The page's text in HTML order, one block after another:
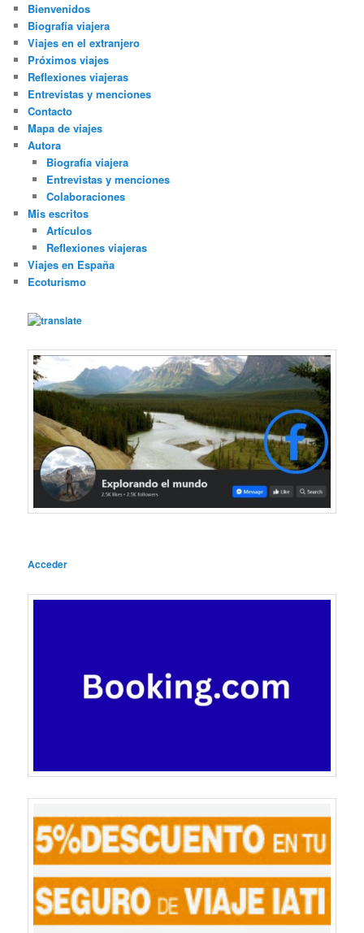
Bienvenidos
Biografía viajera
Viajes en el extranjero
Próximos viajes
Reflexiones viajeras
Entrevistas y menciones
Contacto
Mapa de viajes
Autora
Biografía viajera
Entrevistas y menciones
Colaboraciones
Mis escritos
Artículos
Reflexiones viajeras
Viajes en España
Ecoturismo
Acceder